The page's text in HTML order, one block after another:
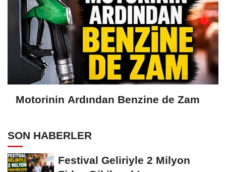
Motorinin Ardından Benzine de Zam
SON HABERLER
Festival Geliriyle 2 Milyon